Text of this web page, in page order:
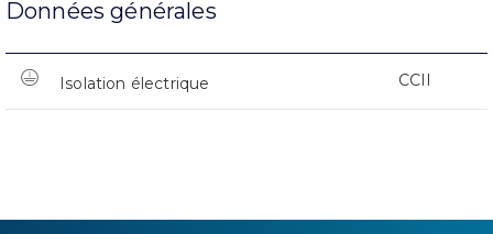
Données générales
Isolation électrique CCII